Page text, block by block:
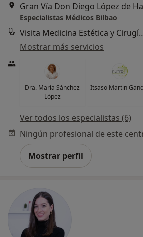
Especialistas Médicos Bilbao
Visita Medicina
Mostrar más servicios
Dra. María Sánchez
López
Itsaso Martin
Ver todos los especialistas (6)
Mostrar perfil